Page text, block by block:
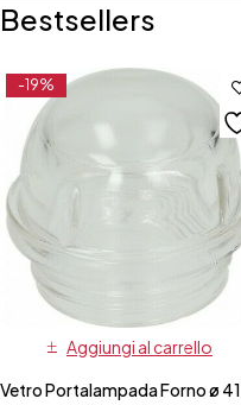
Bestsellers
-19%
Aggiungi al carrello
Vetro Portalampada Forno ø 41